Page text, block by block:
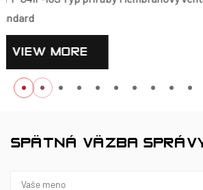
VIEW MORE
SPÄTNÁ VÄZBA